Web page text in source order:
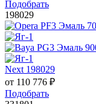
Подобрать
198029
Next 198029
от 110 776 ₽
Подобрать